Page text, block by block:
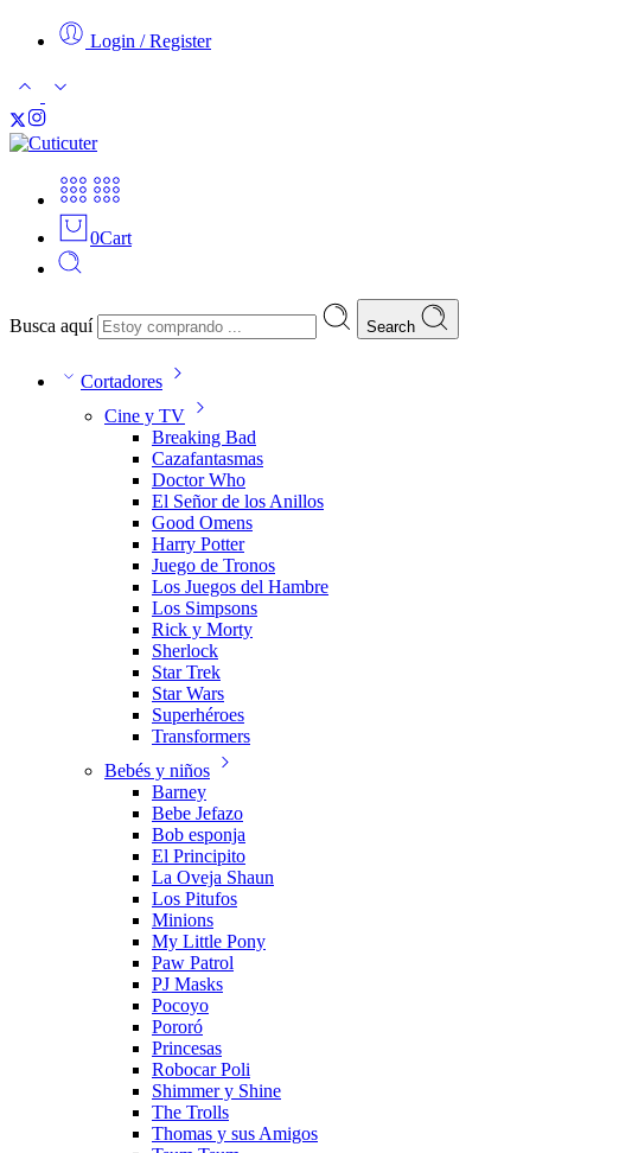
Login / Register
0Cart
Busca aquí Search
Cortadores
Cine y TV
Breaking Bad
Cazafantasmas
Doctor Who
El Señor de los Anillos
Good Omens
Harry Potter
Juego de Tronos
Los Juegos del Hambre
Los Simpsons
Rick y Morty
Sherlock
Star Trek
Star Wars
Superhéroes
Transformers
Bebés y niños
Barney
Bebe Jefazo
Bob esponja
El Principito
La Oveja Shaun
Los Pitufos
Minions
My Little Pony
Paw Patrol
PJ Masks
Pocoyo
Pororó
Princesas
Robocar Poli
Shimmer y Shine
The Trolls
Thomas y sus Amigos